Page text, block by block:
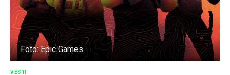
Foto: Epic Games
VESTI